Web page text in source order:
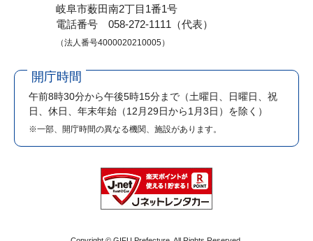
岐阜市薮田南2丁目1番1号
電話番号 058-272-1111（代表）
（法人番号4000020210005）
開庁時間
午前8時30分から午後5時15分まで （土曜日、日曜日、祝
日、休日、年末年始（12月29日から1月3日）を除く）
※一部、開庁時間の異なる機関、施設があります。